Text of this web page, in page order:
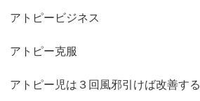
アトピービジネス
アトピー克服
アトピー児は３回風邪引けば改善する